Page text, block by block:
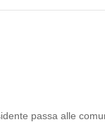
passa alle